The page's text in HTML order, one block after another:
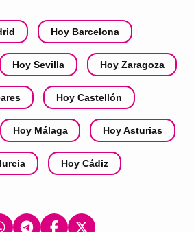
Hoy Barcelona
Hoy Sevilla Hoy Zaragoza
Hoy Castellón
Hoy Málaga Hoy Asturias
Hoy Cádiz